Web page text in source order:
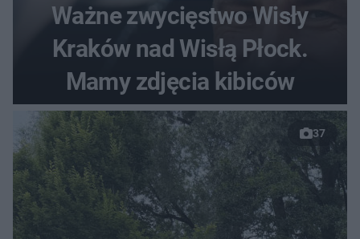
Ważne zwycięstwo Wisły
Kraków nad Wisłą Płock.
Mamy zdjęcia kibiców
37